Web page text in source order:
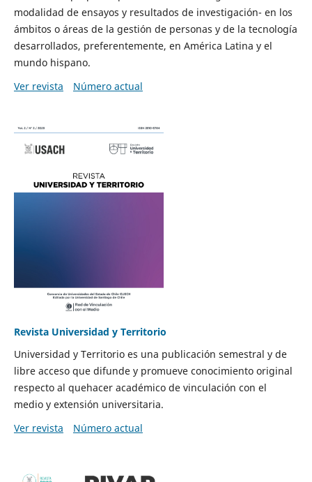
modalidad de ensayos y resultados de investigación- en los
ámbitos o áreas de la gestión de personas y de la tecnología
desarrollados, preferentemente, en América Latina y el
mundo hispano.
Ver revista
Número actual
Revista Universidad y Territorio
Universidad y Territorio es una publicación semestral y de
libre acceso que difunde y promueve conocimiento original
respecto al quehacer académico de vinculación con el
medio y extensión universitaria.
Ver revista
Número actual